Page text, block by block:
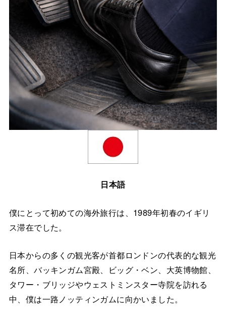
日本語
僕にとって初めての海外旅行は、1989年初春のイギリ
ス滞在でした。
日本からの多くの観光客が首都ロンドンの代表的な観光
名所、バッキンガム宮殿、ビッグ・ベン、大英博物館、
タワー・ブリッジやウェストミンスター寺院を訪れる
中、僕は一路ノッティンガムに向かいました。